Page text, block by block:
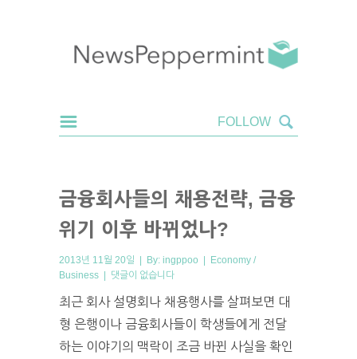
금융회사들의 채용전략, 금융
위기 이후 바뀌었나?
2013년 11월 20일 | By: ingppoo | Economy /
Business | 댓글이 없습니다
최근 회사 설명회나 채용행사를 살펴보면 대
형 은행이나 금융회사들이 학생들에게 전달
하는 이야기의 맥락이 조금 바뀐 사실을 확인